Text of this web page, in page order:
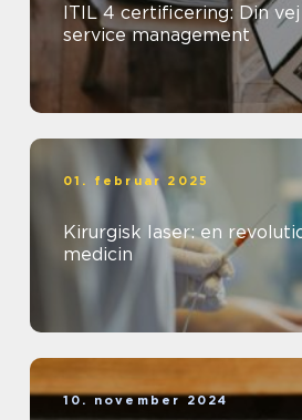
ITIL 4 certificering: Din
service management
01. februar 2025
Kirurgisk laser: en
medicin
10. november 2024